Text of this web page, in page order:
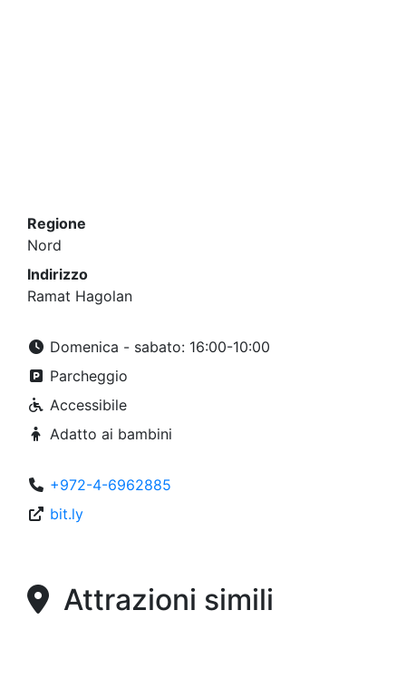
Regione
Nord
Indirizzo
Ramat Hagolan
Domenica - sabato: 16:00-10:00
Parcheggio
Accessibile
Adatto ai bambini
+972-4-6962885
bit.ly
Attrazioni simili